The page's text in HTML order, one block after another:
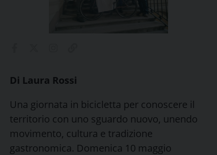
Di Laura Rossi
Una giornata in bicicletta per conoscere il
territorio con uno sguardo nuovo, unendo
movimento, cultura e tradizione
gastronomica. Domenica 10 maggio